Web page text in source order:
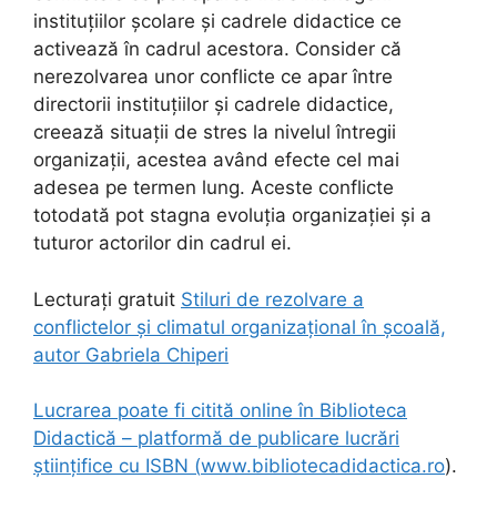
instituțiilor școlare și cadrele didactice ce
activează în cadrul acestora. Consider că
nerezolvarea unor conflicte ce apar între
directorii instituțiilor și cadrele didactice,
creează situații de stres la nivelul întregii
organizații, acestea având efecte cel mai
adesea pe termen lung. Aceste conflicte
totodată pot stagna evoluția organizației și a
tuturor actorilor din cadrul ei.
Lecturați gratuit Stiluri de rezolvare a
conflictelor și climatul organizațional în școală,
autor Gabriela Chiperi
Lucrarea poate fi citită online în Biblioteca
Didactică – platformă de publicare lucrări
științifice cu ISBN (www.bibliotecadidactica.ro).